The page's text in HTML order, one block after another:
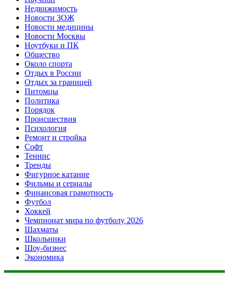
Недвижимость
Новости ЗОЖ
Новости медицины
Новости Москвы
Ноутбуки и ПК
Общество
Около спорта
Отдых в России
Отдых за границей
Питомцы
Политика
Порядок
Происшествия
Психология
Ремонт и стройка
Софт
Теннис
Тренды
Фигурное катание
Фильмы и сериалы
Финансовая грамотность
Футбол
Хоккей
Чемпионат мира по футболу 2026
Шахматы
Школьники
Шоу-бизнес
Экономика